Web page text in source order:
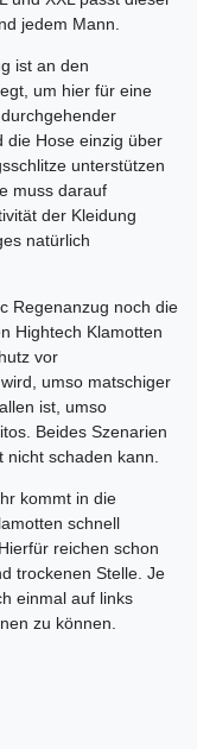
jedem Mann.
ist an den
um hier für eine
die Hose einzig über
unterstützen
muss darauf
der Kleidung
natürlich
Regenanzug noch die
Hightech Klamotten
vor
umso matschiger
ist, umso
Beides Szenarien
nicht schaden kann.
kommt in die
schnell
reichen schon
trockenen Stelle. Je
einmal auf links
zu können.